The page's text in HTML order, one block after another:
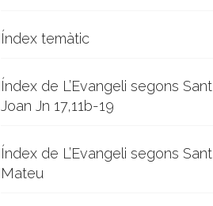
Índex temàtic
Índex de L’Evangeli segons Sant
Joan Jn 17,11b-19
Índex de L’Evangeli segons Sant
Mateu